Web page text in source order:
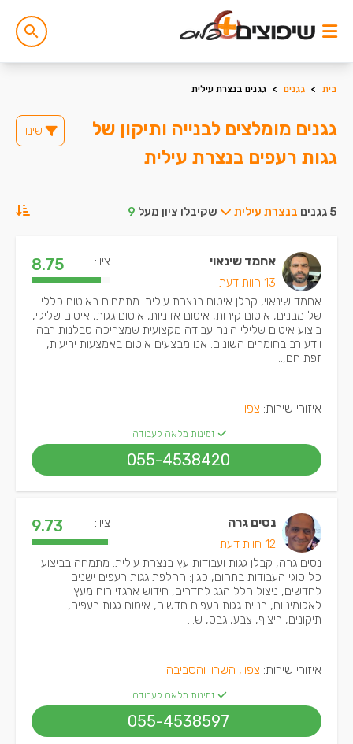
בית > גגנים > גגנים בנצרת עילית
גגנים מומלצים לבנייה ותיקון של
גגות רעפים בנצרת עילית
שינוי
5 גגנים בנצרת עילית שקיבלו ציון מעל 9
אחמד שינאוי
13 חוות דעת
ציון: 8.75
אחמד שינאוי, קבלן איטום בנצרת עילית. מתמחים באיטום כללי
של מבנים, איטום קירות, איטום אדניות, איטום גגות, איטום שלילי,
ביצוע איטום שלילי הינה עבודה מקצועית שמצריכה סבלנות רבה
וידע רב בחומרים השונים. אנו מבצעים איטום באמצעות יריעות,
זפת חם,...
איזורי שירות: צפון
זמינות מלאה לעבודה
055-4538420
נסים גרה
12 חוות דעת
ציון: 9.73
נסים גרה, קבלן גגות ועבודות עץ בנצרת עילית. מתמחה בביצוע
כל סוגי העבודות בתחום, כגון: החלפת גגות רעפים ישנים
לחדשים, ניצול חלל הגג לחדרים, חידוש ארגזי רוח מעץ
לאלומיניום, בניית גגות רעפים חדשים, איטום גגות רעפים,
תיקונים, ריצוף, צבע, גבס, ש...
איזורי שירות: צפון, השרון והסביבה
זמינות מלאה לעבודה
055-4538597